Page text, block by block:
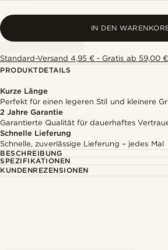
IN DEN
Standard-Versand 4,95 € - Gratis ab 59,00 €
PRODUKTDETAILS
Kurze Länge
Perfekt für einen legeren Stil und kleinere
2 Jahre Garantie
Garantierte Qualität für dauerhaftes
Schnelle Lieferung
Schnelle, zuverlässige Lieferung – jedes Mal
BESCHREIBUNG
SPEZIFIKATIONEN
KUNDENREZENSIONEN